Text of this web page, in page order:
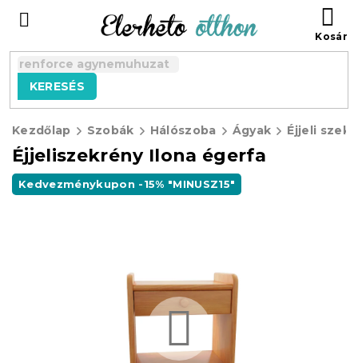
tartalomhoz
KERESÉS
Kezdőlap Szobák Hálószoba Ágyak Éjjeli
Éjjeliszekrény Ilona égerfa
Kedvezménykupon -15% "MINUSZ15"